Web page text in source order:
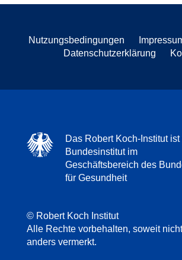
Nutzungsbedingungen
Datenschutzerklärung
Das Robert Koch-Institut ist
Bundesinstitut im
Geschäftsbereich des
für Gesundheit
© Robert Koch Institut
Alle Rechte vorbehalten, soweit
anders vermerkt.